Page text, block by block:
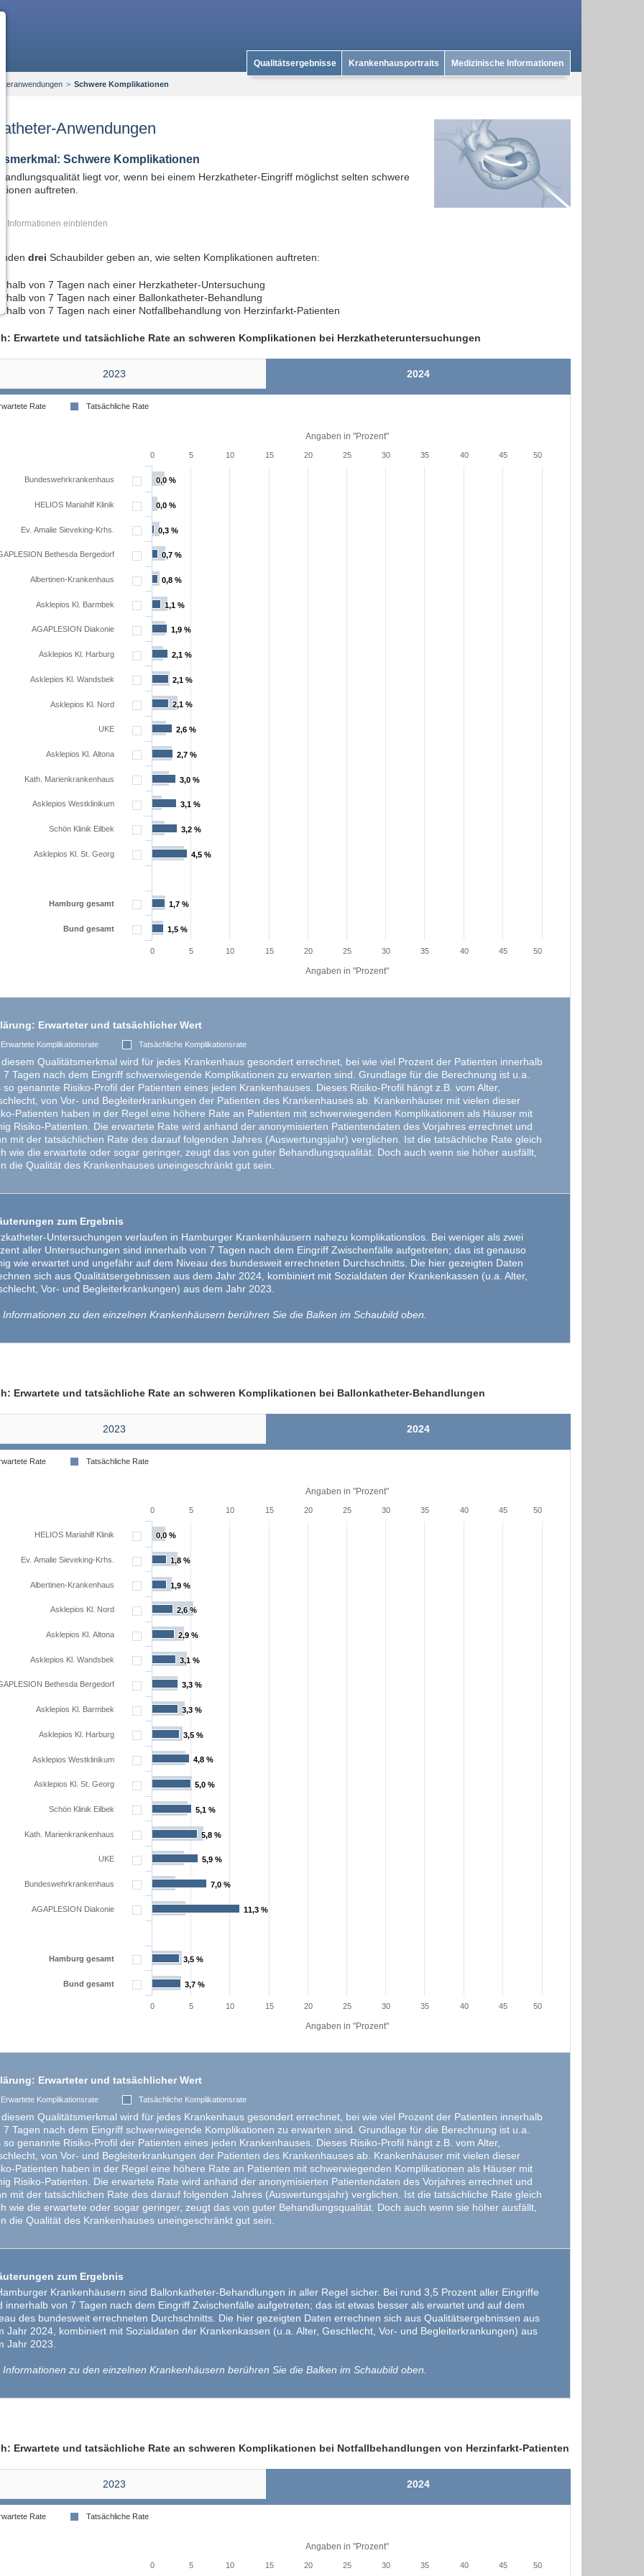
Qualitätsergebnisse Krankenhausportraits Medizinische Informationen
> Schwere Komplikationen
Anwendungen
Schwere Komplikationen
liegt vor, wenn bei einem Herzkatheter-Eingriff möglichst selten schwere
auftreten.
Informationen
drei Schaubilder geben an, wie selten Komplikationen auftreten:
von 7 Tagen nach einer Herzkatheter-Untersuchung
von 7 Tagen nach einer Ballonkatheter-Behandlung
von 7 Tagen nach einer Notfallbehandlung von Herzinfarkt-Patienten
Erwartete und tatsächliche Rate an schweren Komplikationen bei Herzkatheteruntersuchungen
2023 2024
Rate Tatsächliche Rate
Angaben in "Prozent"
Angaben in "Prozent"
0,0 %
0,0 %
0,0 %
0,0 %
0,3 %
0,3 %
0,7 %
0,7 %
0,8 %
0,8 %
1,1 %
1,1 %
1,9 %
1,9 %
2,1 %
2,1 %
2,1 %
2,1 %
2,1 %
2,1 %
2,6 %
2,6 %
2,7 %
2,7 %
3,0 %
3,0 %
3,1 %
3,1 %
3,2 %
3,2 %
4,5 %
4,5 %
1,7 %
1,7 %
1,5 %
1,5 %
Bundeswehrkrankenhaus
HELIOS Mariahilf Klinik
Ev. Amalie Sieveking-Krhs.
Bethesda Bergedorf
Albertinen-Krankenhaus
Asklepios Kl. Barmbek
AGAPLESION Diakonie
Asklepios Kl. Harburg
Asklepios Kl. Wandsbek
Asklepios Kl. Nord
UKE
Asklepios Kl. Altona
Kath. Marienkrankenhaus
Asklepios Westklinikum
Schön Klinik Eilbek
Asklepios Kl. St. Georg
Hamburg gesamt
Bund gesamt
0 5 10 15 20 25 30 35 40 45 50
0 5 10 15 20 25 30 35 40 45 50
Erwarteter und tatsächlicher Wert
Erwartete Komplikationsrate Tatsächliche Komplikationsrate
Qualitätsmerkmal wird für jedes Krankenhaus gesondert errechnet, bei wie viel Prozent der Patienten innerhalb
7 Tagen nach dem Eingriff schwerwiegende Komplikationen zu erwarten sind. Grundlage für die Berechnung ist u.a.
so genannte Risiko-Profil der Patienten eines jeden Krankenhauses. Dieses Risiko-Profil hängt z.B. vom Alter,
von Vor- und Begleiterkrankungen der Patienten des Krankenhauses ab. Krankenhäuser mit vielen dieser
Patienten haben in der Regel eine höhere Rate an Patienten mit schwerwiegenden Komplikationen als Häuser mit
Risiko-Patienten. Die erwartete Rate wird anhand der anonymisierten Patientendaten des Vorjahres errechnet und
mit der tatsächlichen Rate des darauf folgenden Jahres (Auswertungsjahr) verglichen. Ist die tatsächliche Rate gleich
wie die erwartete oder sogar geringer, zeugt das von guter Behandlungsqualität. Doch auch wenn sie höher ausfällt,
die Qualität des Krankenhauses uneingeschränkt gut sein.
zum Ergebnis
Untersuchungen verlaufen in Hamburger Krankenhäusern nahezu komplikationslos. Bei weniger als zwei
aller Untersuchungen sind innerhalb von 7 Tagen nach dem Eingriff Zwischenfälle aufgetreten; das ist genauso
wie erwartet und ungefähr auf dem Niveau des bundesweit errechneten Durchschnitts. Die hier gezeigten Daten
sich aus Qualitätsergebnissen aus dem Jahr 2024, kombiniert mit Sozialdaten der Krankenkassen (u.a. Alter,
Vor- und Begleiterkrankungen) aus dem Jahr 2023.
zu den einzelnen Krankenhäusern berühren Sie die Balken im Schaubild oben.
Erwartete und tatsächliche Rate an schweren Komplikationen bei Ballonkatheter-Behandlungen
2023 2024
Rate Tatsächliche Rate
Angaben in "Prozent"
Angaben in "Prozent"
0,0 %
0,0 %
1,8 %
1,8 %
1,9 %
1,9 %
2,6 %
2,6 %
2,9 %
2,9 %
3,1 %
3,1 %
3,3 %
3,3 %
3,3 %
3,3 %
3,5 %
3,5 %
4,8 %
4,8 %
5,0 %
5,0 %
5,1 %
5,1 %
5,8 %
5,8 %
5,9 %
5,9 %
7,0 %
7,0 %
11,3 %
11,3 %
3,5 %
3,5 %
3,7 %
3,7 %
HELIOS Mariahilf Klinik
Ev. Amalie Sieveking-Krhs.
Albertinen-Krankenhaus
Asklepios Kl. Nord
Asklepios Kl. Altona
Asklepios Kl. Wandsbek
Bethesda Bergedorf
Asklepios Kl. Barmbek
Asklepios Kl. Harburg
Asklepios Westklinikum
Asklepios Kl. St. Georg
Schön Klinik Eilbek
Kath. Marienkrankenhaus
UKE
Bundeswehrkrankenhaus
AGAPLESION Diakonie
Hamburg gesamt
Bund gesamt
0 5 10 15 20 25 30 35 40 45 50
0 5 10 15 20 25 30 35 40 45 50
Erwarteter und tatsächlicher Wert
Erwartete Komplikationsrate Tatsächliche Komplikationsrate
Qualitätsmerkmal wird für jedes Krankenhaus gesondert errechnet, bei wie viel Prozent der Patienten innerhalb
7 Tagen nach dem Eingriff schwerwiegende Komplikationen zu erwarten sind. Grundlage für die Berechnung ist u.a.
so genannte Risiko-Profil der Patienten eines jeden Krankenhauses. Dieses Risiko-Profil hängt z.B. vom Alter,
von Vor- und Begleiterkrankungen der Patienten des Krankenhauses ab. Krankenhäuser mit vielen dieser
Patienten haben in der Regel eine höhere Rate an Patienten mit schwerwiegenden Komplikationen als Häuser mit
Risiko-Patienten. Die erwartete Rate wird anhand der anonymisierten Patientendaten des Vorjahres errechnet und
mit der tatsächlichen Rate des darauf folgenden Jahres (Auswertungsjahr) verglichen. Ist die tatsächliche Rate gleich
wie die erwartete oder sogar geringer, zeugt das von guter Behandlungsqualität. Doch auch wenn sie höher ausfällt,
die Qualität des Krankenhauses uneingeschränkt gut sein.
zum Ergebnis
Krankenhäusern sind Ballonkatheter-Behandlungen in aller Regel sicher. Bei rund 3,5 Prozent aller Eingriffe
innerhalb von 7 Tagen nach dem Eingriff Zwischenfälle aufgetreten; das ist etwas besser als erwartet und auf dem
des bundesweit errechneten Durchschnitts. Die hier gezeigten Daten errechnen sich aus Qualitätsergebnissen aus
Jahr 2024, kombiniert mit Sozialdaten der Krankenkassen (u.a. Alter, Geschlecht, Vor- und Begleiterkrankungen) aus
Jahr 2023.
zu den einzelnen Krankenhäusern berühren Sie die Balken im Schaubild oben.
Erwartete und tatsächliche Rate an schweren Komplikationen bei Notfallbehandlungen von Herzinfarkt-Patienten
2023 2024
Rate Tatsächliche Rate
Angaben in "Prozent"
0 5 10 15 20 25 30 35 40 45 50